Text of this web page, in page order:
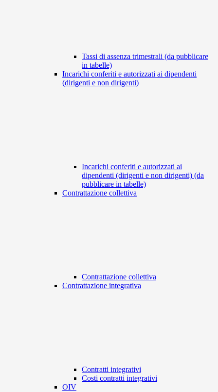
Tassi di assenza trimestrali (da pubblicare
in tabelle)
Incarichi conferiti e autorizzati ai dipendenti
(dirigenti e non dirigenti)
Incarichi conferiti e autorizzati ai
dipendenti (dirigenti e non dirigenti) (da
pubblicare in tabelle)
Contrattazione collettiva
Contrattazione collettiva
Contrattazione integrativa
Contratti integrativi
Costi contratti integrativi
OIV